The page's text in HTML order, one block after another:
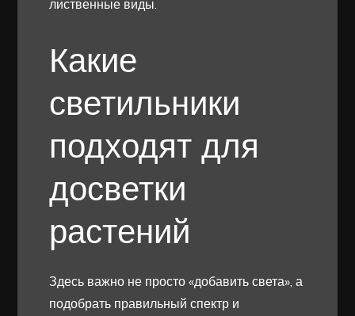
лиственные виды.
Какие
светильники
подходят для
досветки
растений
Здесь важно не просто «добавить света», а
подобрать правильный спектр и